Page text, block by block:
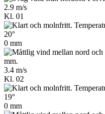
2.9 m/s
Kl. 01
20°
0 mm
3.4 m/s
Kl. 02
19°
0 mm